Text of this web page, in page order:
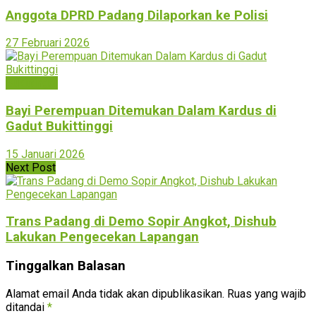
Anggota DPRD Padang Dilaporkan ke Polisi
27 Februari 2026
Bayi Perempuan Ditemukan Dalam Kardus di
Gadut Bukittinggi
15 Januari 2026
Next Post
Trans Padang di Demo Sopir Angkot, Dishub
Lakukan Pengecekan Lapangan
Tinggalkan Balasan
Alamat email Anda tidak akan dipublikasikan. Ruas yang wajib
ditandai *